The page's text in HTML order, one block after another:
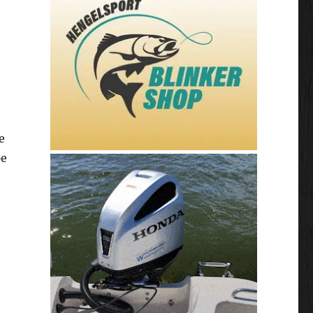
prijzen bij Zunnebeld!”